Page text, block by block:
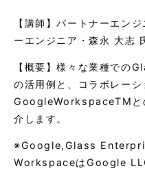
【講師】パートナーエン
ーエンジニア・森永 大志
【概要】様々な業種で
の活用例と、コラボレー
GoogleWorkspaceTMと
介します。
※Google,Glass
WorkspaceはGoogle